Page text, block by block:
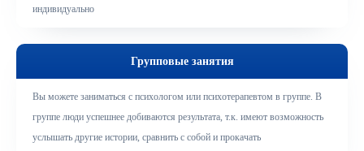
индивидуально
Групповые занятия
Вы можете заниматься с психологом или психотерапевтом в группе. В
группе люди успешнее добиваются результата, т.к. имеют возможность
услышать другие истории, сравнить с собой и прокачать